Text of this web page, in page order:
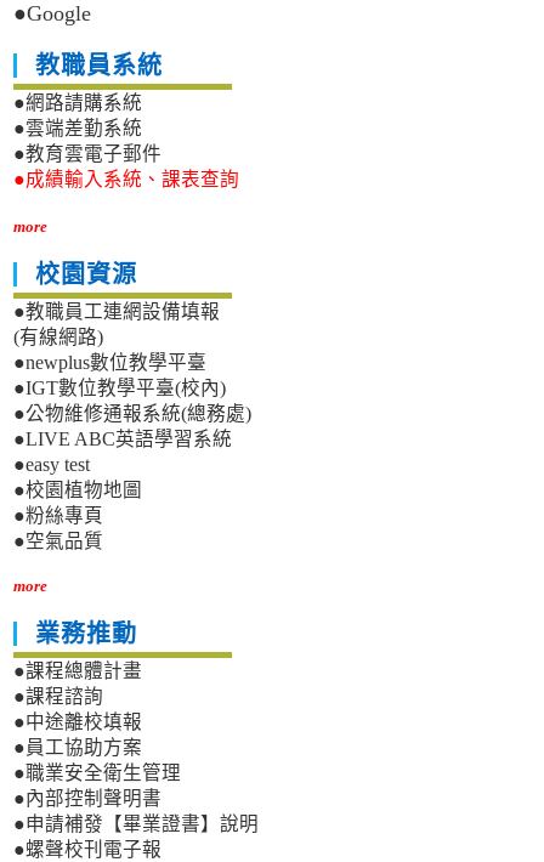
●Google
教職員系統
●網路請購系統
●雲端差勤系統
●教育雲電子郵件
●成績輸入系統、課表查詢
more
校園資源
●教職員工連網設備填報
(有線網路)
●newplus數位教學平臺
●IGT數位教學平臺(校內)
●公物維修通報系統(總務處)
●LIVE ABC英語學習系統
●easy test
●校園植物地圖
●粉絲專頁
●空氣品質
more
業務推動
●課程總體計畫
●課程諮詢
●中途離校填報
●員工協助方案
●職業安全衛生管理
●內部控制聲明書
●申請補發【畢業證書】說明
●螺聲校刊電子報